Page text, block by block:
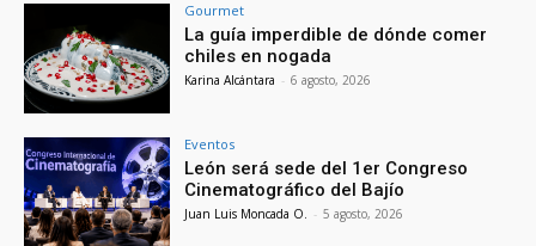
Gourmet
La guía imperdible de dónde comer
chiles en nogada
Karina Alcántara - 6 agosto, 2026
Eventos
León será sede del 1er Congreso
Cinematográfico del Bajío
Juan Luis Moncada O. - 5 agosto, 2026